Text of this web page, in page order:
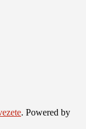
. Powered by